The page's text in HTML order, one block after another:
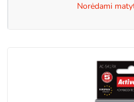
norėdami